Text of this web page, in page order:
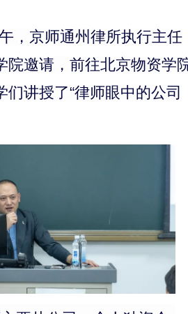
，京师通州律所执行主任
院邀请，前往北京物资学
讲授了“律师眼中的公司